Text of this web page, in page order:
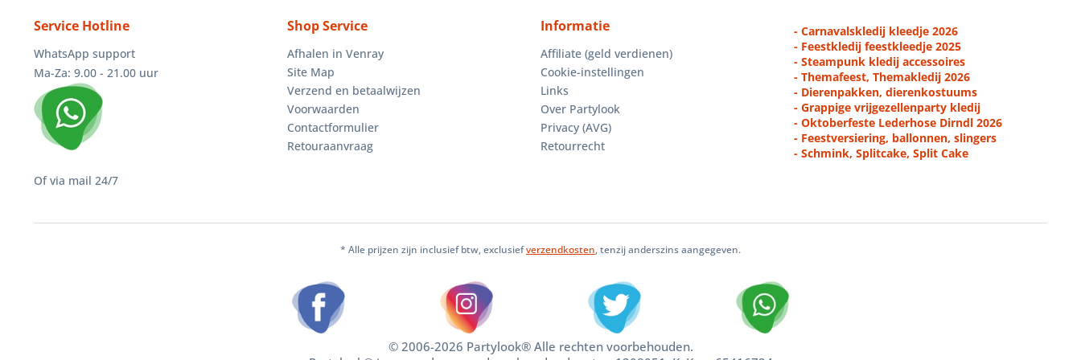
Service Hotline
WhatsApp support
Ma-Za: 9.00 - 21.00 uur
Of via mail 24/7
Shop Service
Afhalen in Venray
Site Map
Verzend en betaalwijzen
Voorwaarden
Contactformulier
Retouraanvraag
Informatie
Affiliate (geld verdienen)
Cookie-instellingen
Links
Over Partylook
Privacy (AVG)
Retourrecht
- Carnavalskledij kleedje 2026
- Feestkledij feestkleedje 2025
- Steampunk kledij accessoires
- Themafeest, Themakledij 2026
- Dierenpakken, dierenkostuums
- Grappige vrijgezellenparty kledij
- Oktoberfeste Lederhose Dirndl 2026
- Feestversiering, ballonnen, slingers
- Schmink, Splitcake, Split Cake
* Alle prijzen zijn inclusief btw, exclusiefverzendkosten, tenzij anderszins aangegeven.
© 2006-2026 Partylook® Alle rechten voorbehouden.